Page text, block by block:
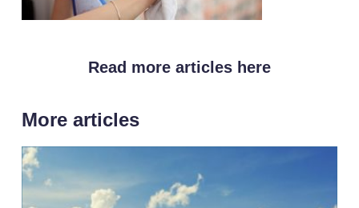
Read more articles here
More articles